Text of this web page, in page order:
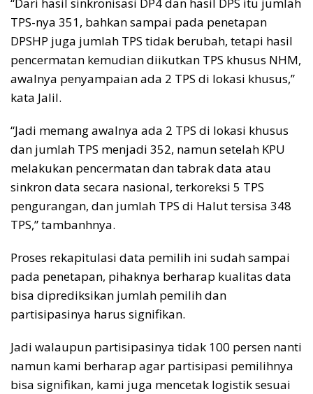
“Dari hasil sinkronisasi DP4 dan hasil DPS itu jumlah
TPS-nya 351, bahkan sampai pada penetapan
DPSHP juga jumlah TPS tidak berubah, tetapi hasil
pencermatan kemudian diikutkan TPS khusus NHM,
awalnya penyampaian ada 2 TPS di lokasi khusus,”
kata Jalil.
“Jadi memang awalnya ada 2 TPS di lokasi khusus
dan jumlah TPS menjadi 352, namun setelah KPU
melakukan pencermatan dan tabrak data atau
sinkron data secara nasional, terkoreksi 5 TPS
pengurangan, dan jumlah TPS di Halut tersisa 348
TPS,” tambanhnya.
Proses rekapitulasi data pemilih ini sudah sampai
pada penetapan, pihaknya berharap kualitas data
bisa diprediksikan jumlah pemilih dan
partisipasinya harus signifikan.
Jadi walaupun partisipasinya tidak 100 persen nanti
namun kami berharap agar partisipasi pemilihnya
bisa signifikan, kami juga mencetak logistik sesuai